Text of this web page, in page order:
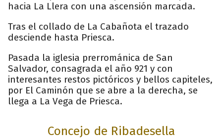
hacia La Llera con una ascensión marcada.
Tras el collado de La Cabañota el trazado
desciende hasta Priesca.
Pasada la iglesia prerrománica de San
Salvador, consagrada el año 921 y con
interesantes restos pictóricos y bellos capiteles,
por El Caminón que se abre a la derecha, se
llega a La Vega de Priesca.
Concejo de Ribadesella